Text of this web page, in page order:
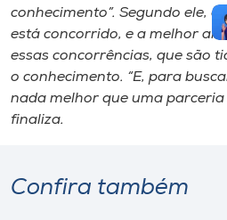
conhecimento”. Segundo ele, o
está concorrido, e a melhor
essas concorrências, que são
o conhecimento. “E, para
nada melhor que uma parceria
finaliza.
Confira também